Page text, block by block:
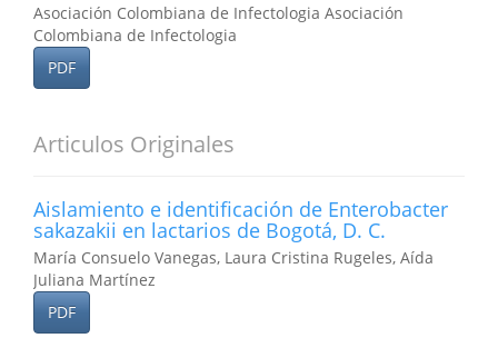
Asociación Colombiana de Infectologia Asociación
Colombiana de Infectologia
PDF
Articulos Originales
Aislamiento e identificación de Enterobacter
sakazakii en lactarios de Bogotá, D. C.
María Consuelo Vanegas, Laura Cristina Rugeles, Aída
Juliana Martínez
PDF